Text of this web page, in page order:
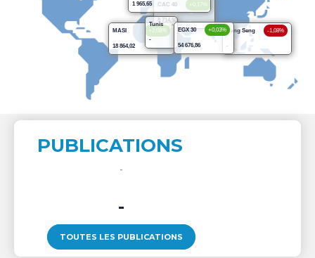
CAC 40 +0,17%
8 714,93
1 965,65
MASI +2,08%
18 864,02
Hang Seng -1,08%
-
Tunis -
-
EGX 30 +0,03%
54 676,86
PUBLICATIONS
-
TOUTES LES PUBLICATIONS